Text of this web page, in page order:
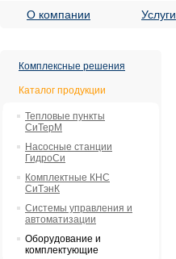
О компании Услуги
Комплексные решения
Каталог продукции
Тепловые пункты
СиТерМ
Насосные станции
ГидроСи
Комплектные КНС
СиТэнК
Системы управления и
автоматизации
Оборудование и
комплектующие